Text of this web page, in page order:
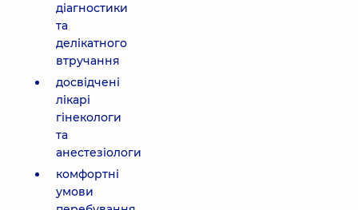
діагностики
та
делікатного
втручання
досвідчені
лікарі
гінекологи
та
анестезіологи
комфортні
умови